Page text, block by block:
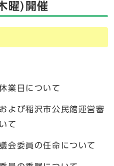
曜)開催
業日について
よび稲沢市公民館運営審
て
会委員の任命について